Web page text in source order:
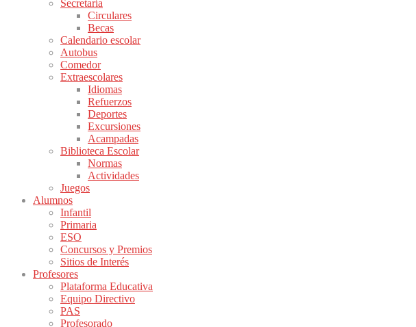
Secretaría
Circulares
Becas
Calendario escolar
Autobus
Comedor
Extraescolares
Idiomas
Refuerzos
Deportes
Excursiones
Acampadas
Biblioteca Escolar
Normas
Actividades
Juegos
Alumnos
Infantil
Primaria
ESO
Concursos y Premios
Sitios de Interés
Profesores
Plataforma Educativa
Equipo Directivo
PAS
Profesorado